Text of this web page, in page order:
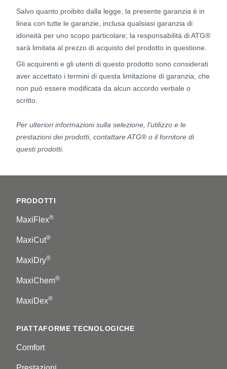
Salvo quanto proibito dalla legge, la presente garanzia è in
linea con tutte le garanzie, inclusa qualsiasi garanzia di
idoneità per uno scopo particolare; la responsabilità di ATG®
sarà limitata al prezzo di acquisto del prodotto in questione.
Gli acquirenti e gli utenti di questo prodotto sono considerati
aver accettato i termini di questa limitazione di garanzia, che
non può essere modificata da alcun accordo verbale o
scritto.
Per ulteriori informazioni sulla selezione, l'utilizzo e le
prestazioni dei prodotti, contattare ATG® o il fornitore di
questi prodotti.
PRODOTTI
MaxiFlex®
MaxiCut®
MaxiDry®
MaxiChem®
MaxiDex®
PIATTAFORME TECNOLOGICHE
Comfort